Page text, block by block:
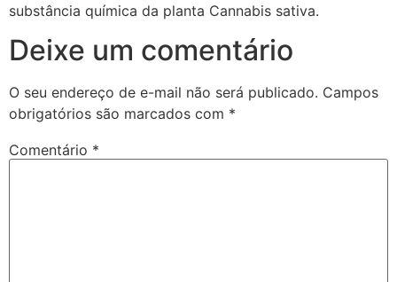
substância química da planta Cannabis sativa.
Deixe um comentário
O seu endereço de e-mail não será publicado. Campos
obrigatórios são marcados com *
Comentário *